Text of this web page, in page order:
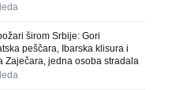
širom Srbije: Gori
peščara, Ibarska klisura i
Zaječara, jedna osoba stradala